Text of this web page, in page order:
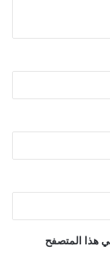
هذا المتصفح